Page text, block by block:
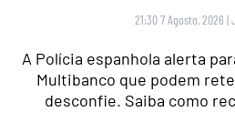
21:30 7 Agosto, 2026 |
A Polícia espanhola alerta
Multibanco que podem
desconfie. Saiba como